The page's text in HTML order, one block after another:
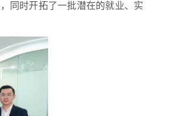
同时开拓了一批潜在的就业、实